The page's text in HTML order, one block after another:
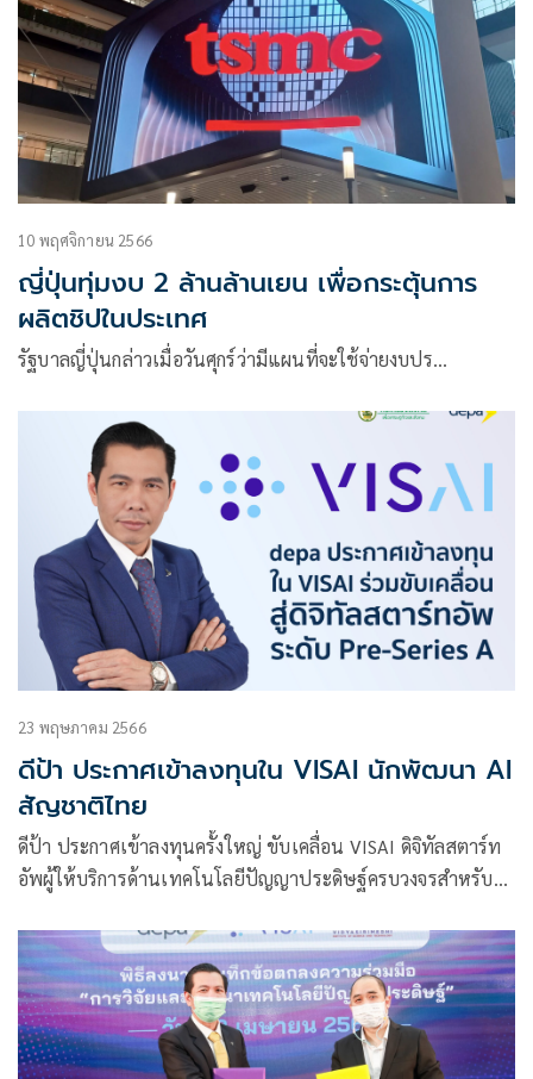
10 พฤศจิกายน 2566
ญี่ปุ่นทุ่มงบ 2 ล้านล้านเยน เพื่อกระตุ้นการ
ผลิตชิปในประเทศ
รัฐบาลญี่ปุ่นกล่าวเมื่อวันศุกร์ว่ามีแผนที่จะใช้จ่ายงบปร…
23 พฤษภาคม 2566
ดีป้า ประกาศเข้าลงทุนใน VISAI นักพัฒนา AI
สัญชาติไทย
ดีป้า ประกาศเข้าลงทุนครั้งใหญ่ ขับเคลื่อน VISAI ดิจิทัลสตาร์ท
อัพผู้ให้บริการด้านเทคโนโลยีปัญญาประดิษฐ์ครบวงจรสำหรับ
ทางธุรกิจ และมุ่งให้บริการเทคโนโลยีขั้นสูงที่เกิดจากการพัฒนา
โดยฝีมือคนไทยที่ทุกคนเข้าถึงได้ อีกทั้งเตรียมความพร้อมก่อน
ก้าวสู่เวทีการแข่งขันระดับสากล